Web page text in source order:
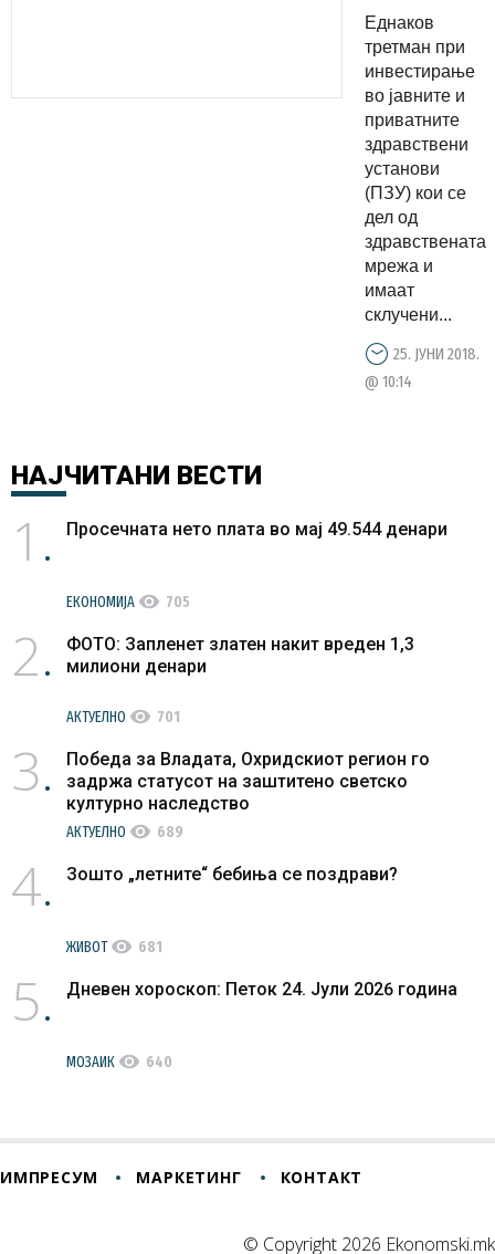
на
приватни
установи
кои
немаат
договор
со ФЗО
Еднаков
третман при
инвестирање
во јавните и
приватните
здравствени
установи
(ПЗУ) кои се
дел од
здравствената
мрежа и
имаат
склучени...
25. ЈУНИ 2018.
@ 10:14
НАЈЧИТАНИ ВЕСТИ
1 Просечната нето плата во мај 49.544 денари
ЕКОНОМИЈА visibility 705
2
ФОТО: Запленет златен накит вреден 1,3
милиони денари
АКТУЕЛНО visibility 701
3
Победа за Владата, Охридскиот регион го
задржа статусот на заштитено светско
културно наследство
АКТУЕЛНО visibility 689
4 Зошто „летните“ бебиња се поздрави?
ЖИВОТvisibility 681
5 Дневен хороскоп: Петок 24. Јули 2026 година
МОЗАИК visibility 640
ИМПРЕСУМ МАРКЕТИНГ КОНТАКТ
© Copyright 2026 Ekonomski.mk